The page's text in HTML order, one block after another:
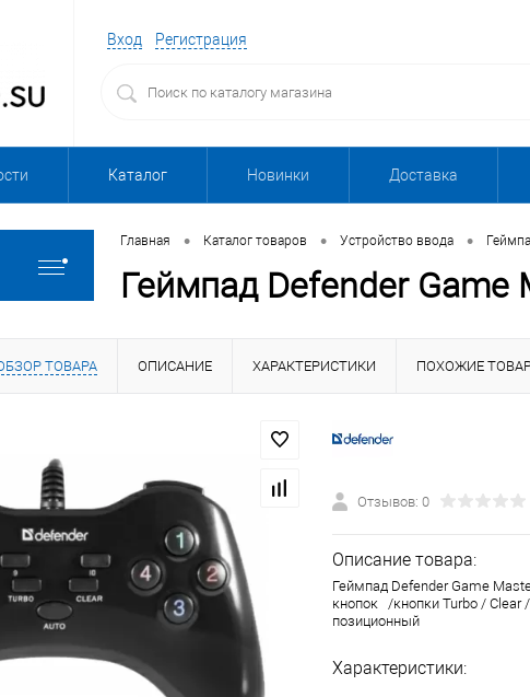
Вход Регистрация
Каталог Новинки Доставка
Главная • Каталог товаров • Устройство ввода •
Геймпад Defender Game
ТОВАРА ОПИСАНИЕ ХАРАКТЕРИСТИКИ ПОХОЖИЕ
Отзывов: 0
Описание товара:
Геймпад Defender Game
кнопок /кнопки Turbo / Clear
позиционный
Характеристики: